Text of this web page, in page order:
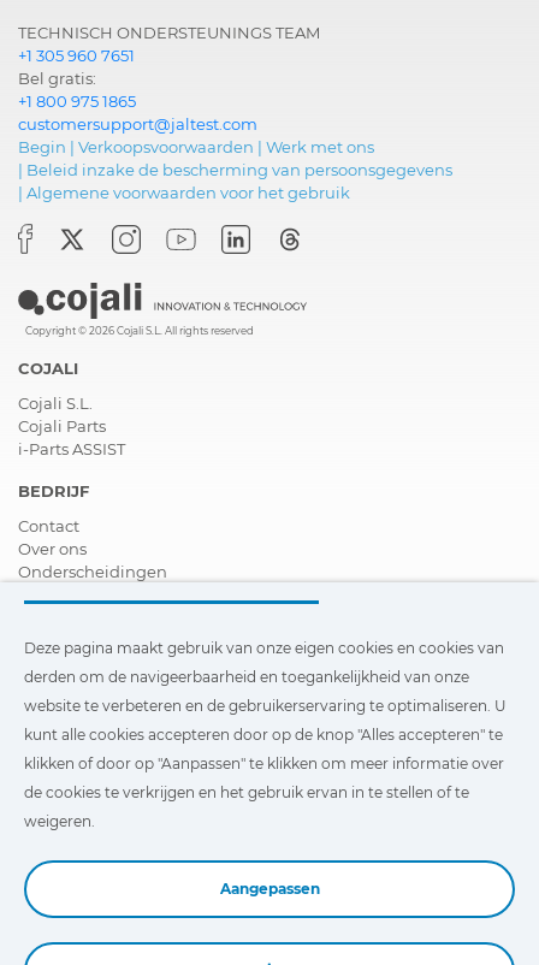
TECHNISCH ONDERSTEUNINGS TEAM
+1 305 960 7651
Bel gratis:
+1 800 975 1865
customersupport@jaltest.com
Begin | Verkoopsvoorwaarden | Werk met ons
| Beleid inzake de bescherming van persoonsgegevens
| Algemene voorwaarden voor het gebruik
Copyright © 2026 Cojali S.L. All rights reserved
COJALI
Cojali S.L.
Cojali Parts
i-Parts ASSIST
BEDRIJF
Contact
Over ons
Onderscheidingen
Verdeler worden
Nieuws
Video´s
FAQ - V&A
van derden om de navigeerbaarheid en toegankelijkheid van
onze website te verbeteren en de gebruikerservaring te
optimaliseren. U kunt te klikken op
ervan in te stellen of te weigeren.
Deze pagina maakt gebruik van onze eigen cookies en cookies van
derden om de navigeerbaarheid en toegankelijkheid van onze
website te verbeteren en de gebruikerservaring te optimaliseren. U
kunt alle cookies accepteren door op de knop "Alles accepteren" te
klikken of door op "Aanpassen" te klikken om meer informatie over
de cookies te verkrijgen en het gebruik ervan in te stellen of te
weigeren.
Aangepassen